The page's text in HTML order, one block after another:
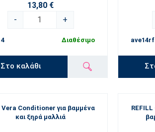
13,80 €
-
+
Διαθέσιμο
Στο καλάθι
ave14rf
Vera Conditioner για βαμμένα
και ξηρά μαλλιά